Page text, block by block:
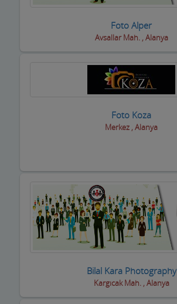
Evkur Firmaları
Fitness-Spa Salonları
Fırıncılar
Geri dönüşüm firmaları
Foto Alper
Avsallar Mah. , Alanya
Foto Koza
Merkez , Alanya
Bilal Kara Photography
Kargıcak Mah. , Alanya